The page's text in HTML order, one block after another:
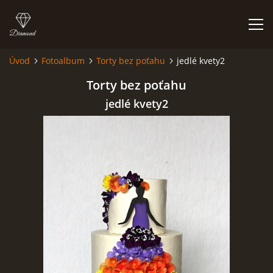
NIEČO O MNE A MOJEJ ZÁĽUBE
DOBRÉ RADY NIELEN PRE ZAČIATOČNÍKOV
NAJČASTEJŠIE OTÁZKY
Úvod Fotoalbum Torty bez poťahu jedlé kvety2
Torty bez poťahu
jedlé kvety2